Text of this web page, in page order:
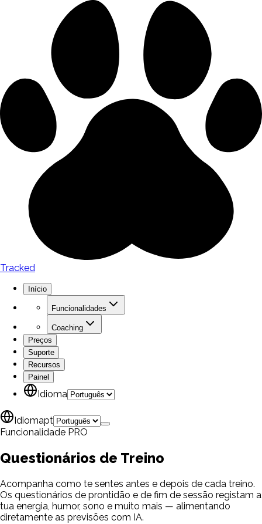
Tracked
Início
Funcionalidades
Coaching
Preços
Suporte
Recursos
Painel
Idioma
Idiomapt
Funcionalidade PRO
Questionários de Treino
Acompanha como te sentes antes e depois de cada treino.
Os questionários de prontidão e de fim de sessão registam a
tua energia, humor, sono e muito mais — alimentando
diretamente as previsões com IA.